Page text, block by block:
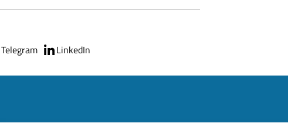
Telegram LinkedIn